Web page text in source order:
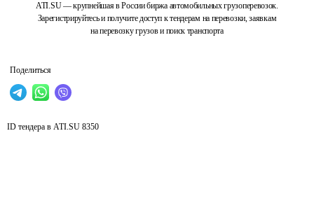
ATI.SU — крупнейшая в России биржа автомобильных грузоперевозок.
Зарегистрируйтесь и получите доступ к тендерам на перевозки, заявкам
на перевозку грузов и поиск транспорта
Поделиться
ID тендера в ATI.SU 8350